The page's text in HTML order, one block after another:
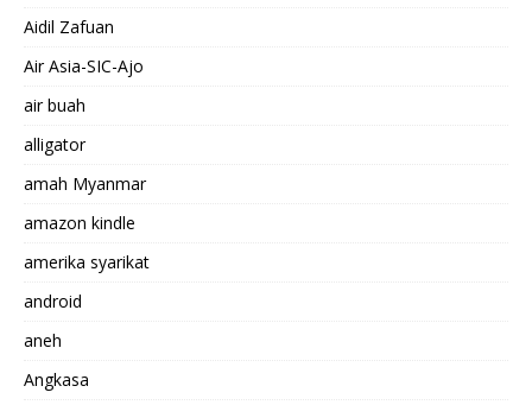
Aidil Zafuan
Air Asia-SIC-Ajo
air buah
alligator
amah Myanmar
amazon kindle
amerika syarikat
android
aneh
Angkasa